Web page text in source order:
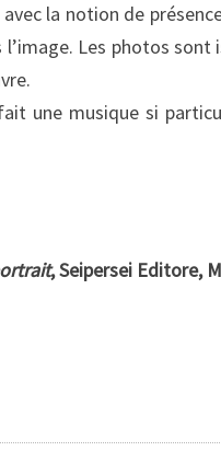
la notion de
Les photos
une musique si
, Seipersei Editore,